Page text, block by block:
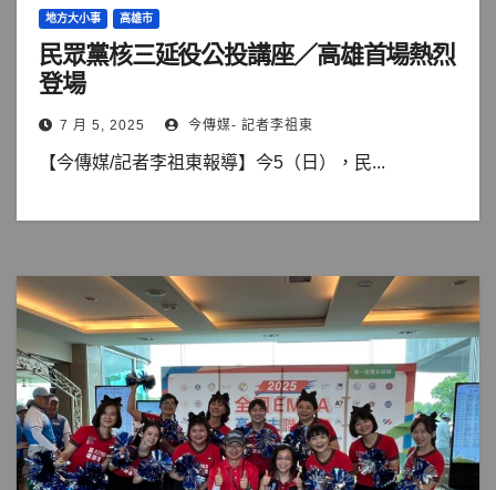
地方大小事 高雄市
民眾黨核三延役公投講座／高雄首場熱烈
登場
7 月 5, 2025 今傳媒- 記者李祖東
【今傳媒/記者李祖東報導】今5（日），民...